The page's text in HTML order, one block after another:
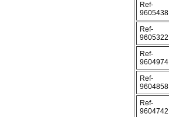
Ref-
9605438
Ref-
9605322
Ref-
9604974
Ref-
9604858
Ref-
9604742